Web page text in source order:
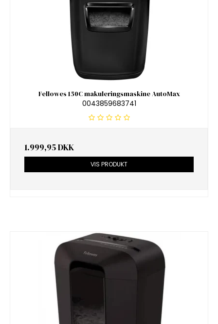
Fellowes 150C makuleringsmaskine AutoMax
0043859683741
1.999,95 DKK
VIS PRODUKT